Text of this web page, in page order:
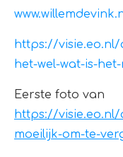
https://visie.eo.nl/
het-wel-wat-is-
Eerste foto van
https://
moeilijk-om-te-